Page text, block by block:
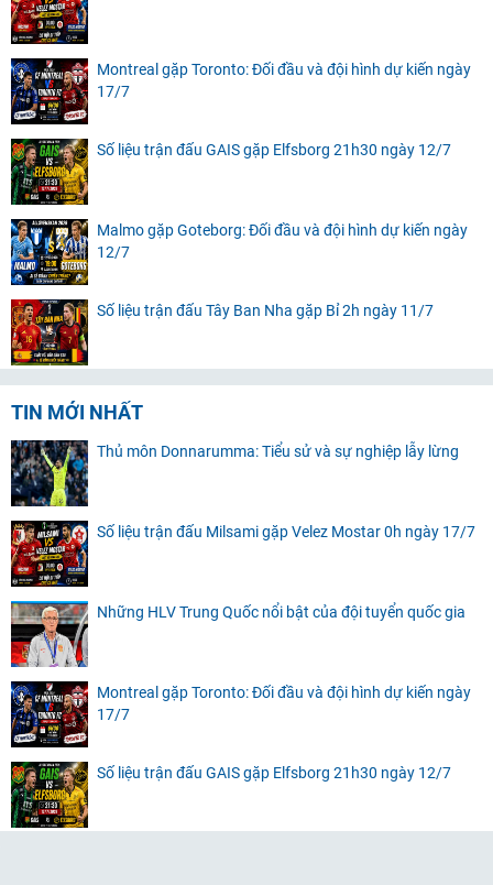
Montreal gặp Toronto: Đối đầu và đội hình dự kiến ngày
17/7
Số liệu trận đấu GAIS gặp Elfsborg 21h30 ngày 12/7
Malmo gặp Goteborg: Đối đầu và đội hình dự kiến ngày
12/7
Số liệu trận đấu Tây Ban Nha gặp Bỉ 2h ngày 11/7
TIN MỚI NHẤT
Thủ môn Donnarumma: Tiểu sử và sự nghiệp lẫy lừng
Số liệu trận đấu Milsami gặp Velez Mostar 0h ngày 17/7
Những HLV Trung Quốc nổi bật của đội tuyển quốc gia
Montreal gặp Toronto: Đối đầu và đội hình dự kiến ngày
17/7
Số liệu trận đấu GAIS gặp Elfsborg 21h30 ngày 12/7